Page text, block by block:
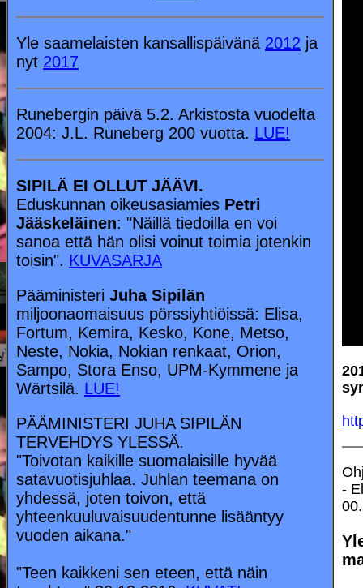
Yle saamelaisten kansallispäivänä 2012 ja
nyt 2017
Runebergin päivä 5.2. Arkistosta vuodelta
2004: J.L. Runeberg 200 vuotta. LUE!
SIPILÄ EI OLLUT JÄÄVI.
Eduskunnan oikeusasiamies Petri
Jääskeläinen: "Näillä tiedoilla en voi
sanoa että hän olisi voinut toimia jotenkin
toisin". KUVASARJA
Pääministeri Juha Sipilän
miljoonaomaisuus pörssiyhtiöissä: Elisa,
Fortum, Kemira, Kesko, Kone, Metso,
Neste, Nokia, Nokian renkaat, Orion,
Sampo, Stora Enso, UPM-Kymmene ja
Wärtsilä. LUE!
PÄÄMINISTERI JUHA SIPILÄN
TERVEHDYS YLESSÄ.
"Toivotan kaikille suomalaisille hyvää
satavuotisjuhlaa. Juhlan teemana on
yhdessä, joten toivon, että
yhteenkuuluvaisuudentunne lisääntyy
vuoden aikana."
"Teen kaikkeni sen eteen, että näin
-